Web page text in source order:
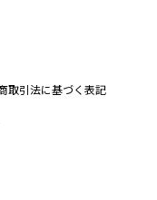
取引法に基づく表記